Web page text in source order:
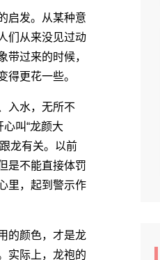
启发。从某种意
们从来没见过动
过来的时候，
得更花一些。
入水，无所不
叫“龙颜大
龙有关。以前
是不能直接体罚
里，起到警示作
的颜色，才是龙
实际上，龙袍的